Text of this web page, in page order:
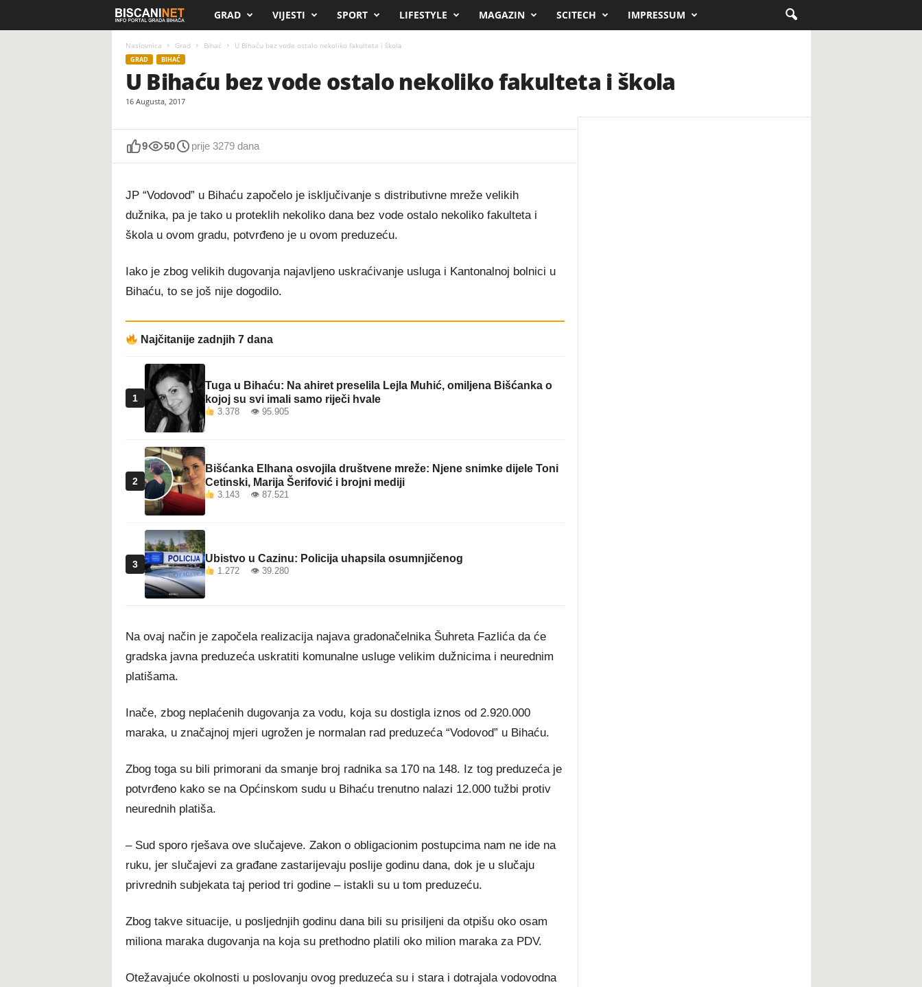
i
s
n
i
e
GRAD VIJESTI SPORT LIFESTYLE MAGAZIN SCITECH IMPRESSUM
Naslovnica Grad Bihać U Bihaću bez vode ostalo nekoliko fakulteta i škola
GRAD BIHAĆ
U Bihaću bez vode ostalo nekoliko fakulteta i škola
16 Augusta, 2017
9 50 prije 3279 dana
JP “Vodovod” u Bihaću započelo je isključivanje s distributivne mreže velikih
dužnika, pa je tako u proteklih nekoliko dana bez vode ostalo nekoliko fakulteta i
škola u ovom gradu, potvrđeno je u ovom preduzeću.
Iako je zbog velikih dugovanja najavljeno uskraćivanje usluga i Kantonalnoj bolnici u
Bihaću, to se još nije dogodilo.
Najčitanije zadnjih 7 dana
1
Tuga u Bihaću: Na ahiret preselila Lejla Muhić, omiljena Bišćanka o
kojoj su svi imali samo riječi hvale
3.378 👁 95.905
2
Bišćanka Elhana osvojila društvene mreže: Njene snimke dijele Toni
Cetinski, Marija Šerifović i brojni mediji
3.143 👁 87.521
3 Ubistvo u Cazinu: Policija uhapsila osumnjičenog
1.272 👁 39.280
Na ovaj način je započela realizacija najava gradonačelnika Šuhreta Fazlića da će
gradska javna preduzeća uskratiti komunalne usluge velikim dužnicima i neurednim
platišama.
Inače, zbog neplaćenih dugovanja za vodu, koja su dostigla iznos od 2.920.000
maraka, u značajnoj mjeri ugrožen je normalan rad preduzeća “Vodovod” u Bihaću.
Zbog toga su bili primorani da smanje broj radnika sa 170 na 148. Iz tog preduzeća je
potvrđeno kako se na Općinskom sudu u Bihaću trenutno nalazi 12.000 tužbi protiv
neurednih platiša.
– Sud sporo rješava ove slučajeve. Zakon o obligacionim postupcima nam ne ide na
ruku, jer slučajevi za građane zastarijevaju poslije godinu dana, dok je u slučaju
privrednih subjekata taj period tri godine – istakli su u tom preduzeću.
Zbog takve situacije, u posljednjih godinu dana bili su prisiljeni da otpišu oko osam
miliona maraka dugovanja na koja su prethodno platili oko milion maraka za PDV.
Otežavajuće okolnosti u poslovanju ovog preduzeća su i stara i dotrajala vodovodna